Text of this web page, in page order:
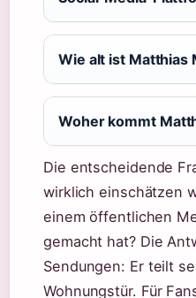
Wie alt ist Matthias
Woher kommt
Die entscheidende
wirklich einschätzen
einem öffentlichen
gemacht hat? Die
Sendungen: Er teilt
Wohnungstür. Für